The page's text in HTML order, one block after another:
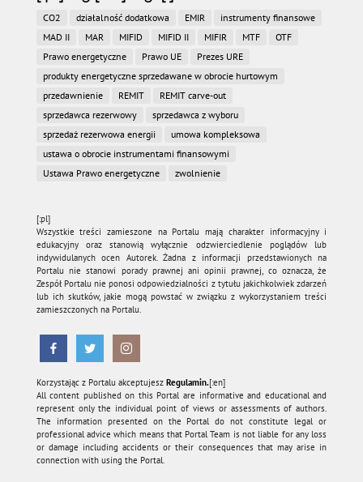
CO2 działalność dodatkowa EMIR
instrumenty finansowe
MAD II
MAR MIFID MIFID II MIFIR MTF
OTF
Prawo energetyczne
Prawo UE
Prezes URE
produkty energetyczne sprzedawane w obrocie hurtowym
przedawnienie
REMIT
REMIT carve-out
sprzedawca rezerwowy
sprzedawca z wyboru
sprzedaż rezerwowa energii
umowa kompleksowa
ustawa o obrocie instrumentami finansowymi
Ustawa Prawo energetyczne
zwolnienie
[:pl]
Wszystkie treści zamieszone na Portalu mają charakter informacyjny i
edukacyjny oraz stanowią wyłącznie odzwierciedlenie poglądów lub
indywidulanych ocen Autorek. Żadna z informacji przedstawionych na
Portalu nie stanowi porady prawnej ani opinii prawnej, co oznacza, że
Zespół Portalu nie ponosi odpowiedzialności z tytułu jakichkolwiek zdarzeń
lub ich skutków, jakie mogą powstać w związku z wykorzystaniem treści
zamieszczonych na Portalu.
Korzystając z Portalu akceptujesz Regulamin.[:en]
All content published on this Portal are informative and educational and
represent only the individual point of views or assessments of authors.
The information presented on the Portal do not constitute legal or
professional advice which means that Portal Team is not liable for any loss
or damage including accidents or their consequences that may arise in
connection with using the Portal.